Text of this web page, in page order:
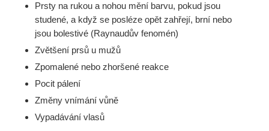
Prsty na rukou a nohou mění barvu, pokud jsou
studené, a když se posléze opět zahřejí, brní nebo
jsou bolestivé (Raynaudův fenomén)
Zvětšení prsů u mužů
Zpomalené nebo zhoršené reakce
Pocit pálení
Změny vnímání vůně
Vypadávání vlasů